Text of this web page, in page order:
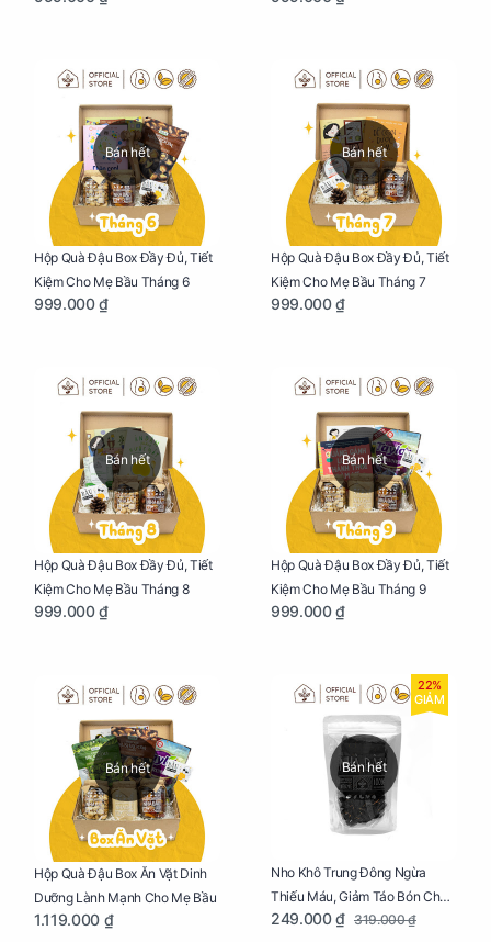
Bán hết
Hộp Quà Đậu Box Đầy Đủ, Tiết
Kiệm Cho Mẹ Bầu Tháng 6
999.000 ₫
Bán hết
Hộp Quà Đậu Box Đầy Đủ, Tiết
Kiệm Cho Mẹ Bầu Tháng 7
999.000 ₫
Bán hết
Hộp Quà Đậu Box Đầy Đủ, Tiết
Kiệm Cho Mẹ Bầu Tháng 8
999.000 ₫
Bán hết
Hộp Quà Đậu Box Đầy Đủ, Tiết
Kiệm Cho Mẹ Bầu Tháng 9
999.000 ₫
Bán hết
Hộp Quà Đậu Box Ăn Vặt Dinh
Dưỡng Lành Mạnh Cho Mẹ Bầu
1.119.000 ₫
Bán hết
22%
GIẢM
Nho Khô Trung Đông Ngừa
Thiếu Máu, Giảm Táo Bón Cho
Mẹ Bầu Túi 250g
249.000 ₫ 319.000 ₫